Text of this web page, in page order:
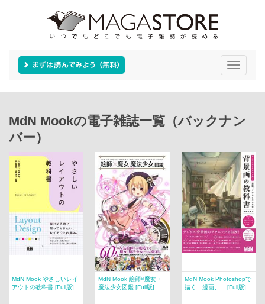
Toggle
MdN Mookの電子雑誌一覧（バックナン
バー）
MdN Mook やさしいレイ
アウトの教科書 [Full版]
MdN Mook 絵師×魔女・
魔法少女図鑑 [Full版]
MdN Mook Photoshopで
描く 漫画、... [Full版]